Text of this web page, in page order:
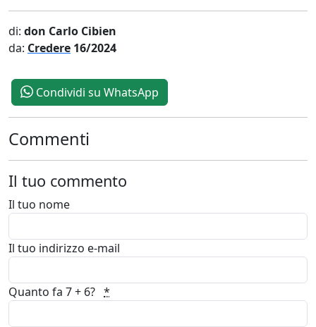
di: don Carlo Cibien
da: Credere 16/2024
Condividi su WhatsApp
Commenti
Il tuo commento
Il tuo nome
Il tuo indirizzo e-mail
Quanto fa 7 + 6? *